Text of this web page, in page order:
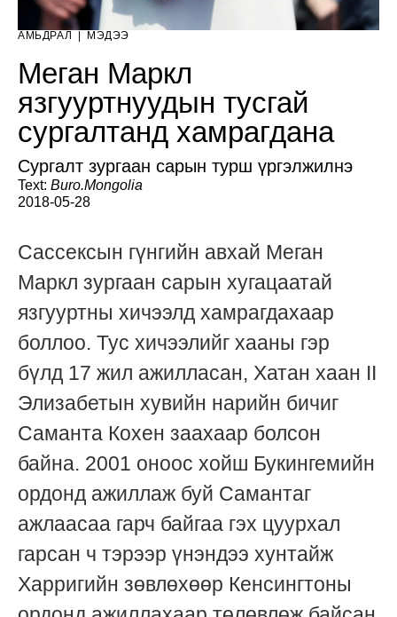
АМЬДРАЛ МЭДЭЭ
Меган Маркл
язгууртнуудын тусгай
сургалтанд хамрагдана
Сургалт зургаан сарын турш үргэлжилнэ
Text: Buro.Mongolia
2018-05-28
Сассексын гүнгийн авхай Меган
Маркл зургаан сарын хугацаатай
язгууртны хичээлд хамрагдахаар
боллоо. Тус хичээлийг хааны гэр
бүлд 17 жил ажилласан, Хатан хаан II
Элизабетын хувийн нарийн бичиг
Саманта Кохен заахаар болсон
байна. 2001 оноос хойш Букингемийн
ордонд ажиллаж буй Самантаг
ажлаасаа гарч байгаа гэх цуурхал
гарсан ч тэрээр үнэндээ хунтайж
Харригийн зөвлөхөөр Кенсингтоны